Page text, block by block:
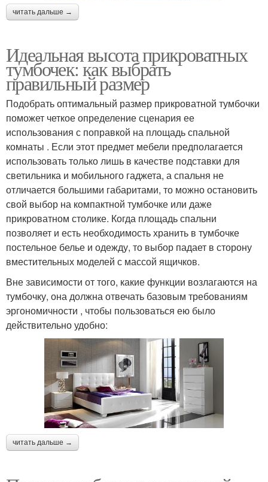
читать дальше →
Идеальная высота прикроватных
тумбочек: как выбрать
правильный размер
Подобрать оптимальный размер прикроватной тумбочки
поможет четкое определение сценария ее
использования с поправкой на площадь спальной
комнаты . Если этот предмет мебели предполагается
использовать только лишь в качестве подставки для
светильника и мобильного гаджета, а спальня не
отличается большими габаритами, то можно остановить
свой выбор на компактной тумбочке или даже
прикроватном столике. Когда площадь спальни
позволяет и есть необходимость хранить в тумбочке
постельное белье и одежду, то выбор падает в сторону
вместительных моделей с массой ящичков.
Вне зависимости от того, какие функции возлагаются на
тумбочку, она должна отвечать базовым требованиям
эргономичности , чтобы пользоваться ею было
действительно удобно:
читать дальше →